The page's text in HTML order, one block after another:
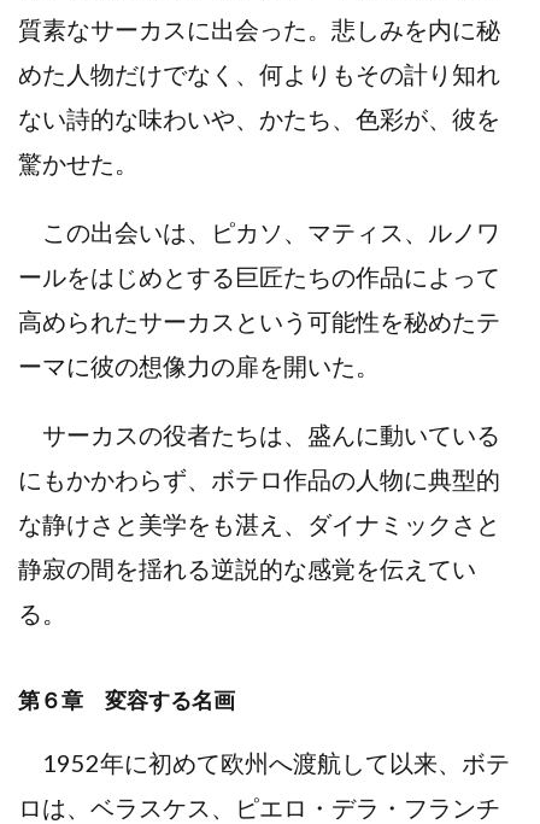
質素なサーカスに出会った。悲しみを内に秘
めた人物だけでなく、何よりもその計り知れ
ない詩的な味わいや、かたち、色彩が、彼を
驚かせた。
この出会いは、ピカソ、マティス、ルノワ
ールをはじめとする巨匠たちの作品によって
高められたサーカスという可能性を秘めたテ
ーマに彼の想像力の扉を開いた。
サーカスの役者たちは、盛んに動いている
にもかかわらず、ボテロ作品の人物に典型的
な静けさと美学をも湛え、ダイナミックさと
静寂の間を揺れる逆説的な感覚を伝えてい
る。
第６章 変容する名画
1952年に初めて欧州へ渡航して以来、ボテ
ロは、ベラスケス、ピエロ・デラ・フランチ